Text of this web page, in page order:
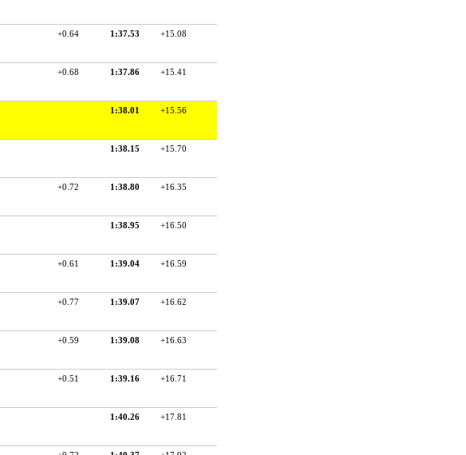
+0.64 1:37.53 +15.08
+0.68 1:37.86 +15.41
1:38.01 +15.56
1:38.15 +15.70
+0.72 1:38.80 +16.35
1:38.95 +16.50
+0.61 1:39.04 +16.59
+0.77 1:39.07 +16.62
+0.59 1:39.08 +16.63
+0.51 1:39.16 +16.71
1:40.26 +17.81